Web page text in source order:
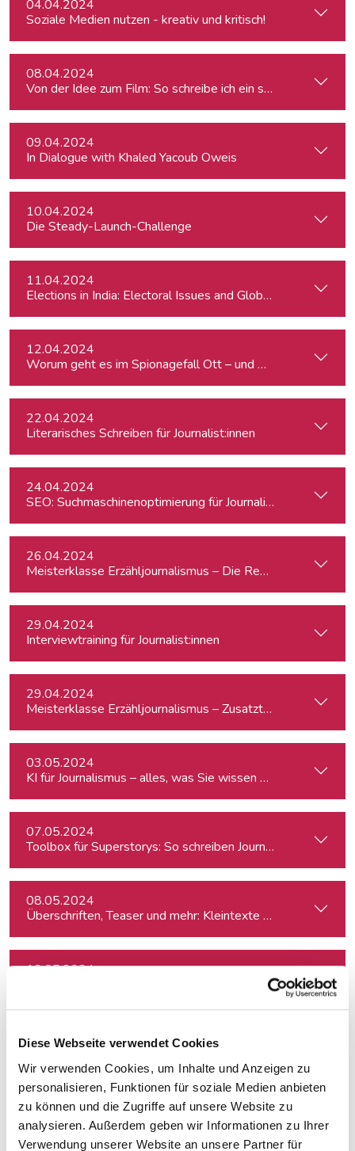
Diese Webseite verwendet Cookies
Wir verwenden Cookies, um Inhalte und Anzeigen zu
personalisieren, Funktionen für soziale Medien anbieten
zu können und die Zugriffe auf unsere Website zu
analysieren. Außerdem geben wir Informationen zu Ihrer
Verwendung unserer Website an unsere Partner für
04.04.2024
Soziale Medien nutzen - kreativ und kritisch!
08.04.2024
Von der Idee zum Film: So schreibe ich ein schlüssiges
09.04.2024
In Dialogue with Khaled Yacoub Oweis
10.04.2024
Die Steady-Launch-Challenge
11.04.2024
Elections in India: Electoral Issues and Global Ambitions
12.04.2024
Worum geht es im Spionagefall Ott – und wie reagiert die
22.04.2024
Literarisches Schreiben für Journalist:innen
24.04.2024
SEO: Suchmaschinenoptimierung für Journalist:innen
26.04.2024
Meisterklasse Erzähljournalismus – Die
29.04.2024
Interviewtraining für Journalist:innen
29.04.2024
Meisterklasse Erzähljournalismus – Zusatztermin
03.05.2024
KI für Journalismus – alles, was Sie wissen müssen
07.05.2024
Toolbox für Superstorys: So schreiben Journalist:innen
08.05.2024
Überschriften, Teaser und mehr: Kleintexte einfach besser
13.05.2024
Strategieentwicklung für Medien: Trends erkennen &
14.05.2024
23.05.2024
Journalistische Produktentwicklung